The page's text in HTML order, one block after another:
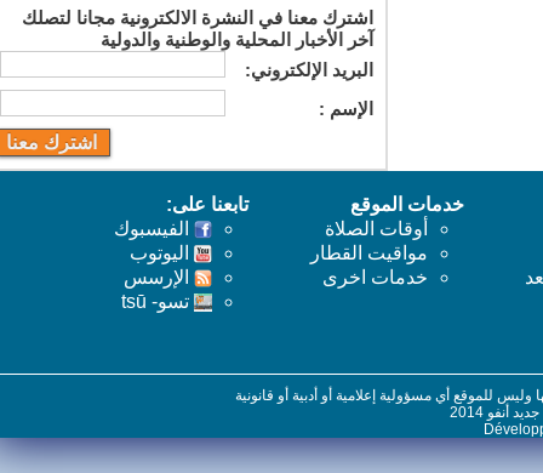
اشترك معنا في النشرة الالكترونية مجانا لتصلك
آخر الأخبار المحلية والوطنية والدولية
البريد اﻹلكتروني:
اﻹسم :
خدمات الموقع
أوقات الصلاة
مواقيت القطار
خدمات اخرى
تابعنا على:
الفيسبوك
اليوتوب
اﻹرسس
تسو- tsū
للموقع أي مسؤولية إعلامية أو أدبية أو قانونية
2014